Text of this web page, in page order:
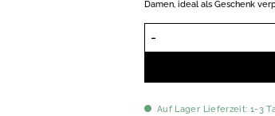
Damen, ideal als Geschenk
Auf Lager Lieferzeit: 1-3